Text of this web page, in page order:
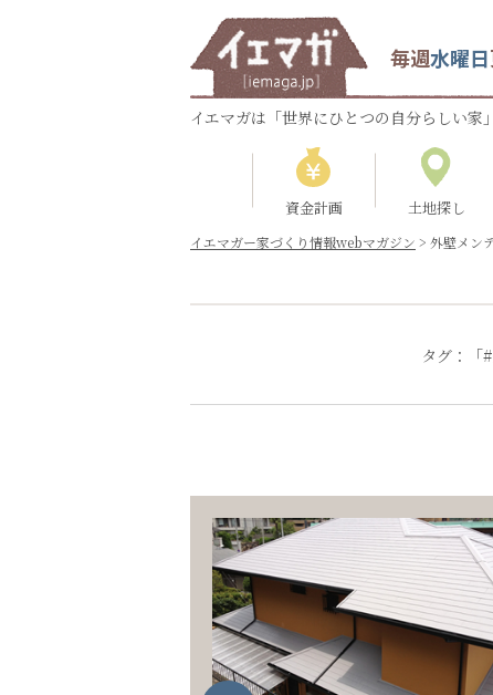
毎週水曜日
イエマガは「世界にひとつの自分らしい家
資金計画 土地探し
イエマガー家づくり情報webマガジン > 外壁メン
タグ：「